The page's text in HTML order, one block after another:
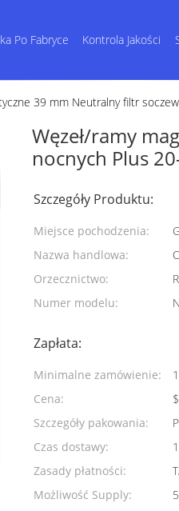
Po Fabryce Kontrola Jakości
39 mm Neutralny filtr
Węzeł/ramy
nocnych Plus
Szczegóły Produktu:
Miejsce pochodzenia:
Nazwa handlowa:
Orzecznictwo:
Numer modelu:
Zapłata:
Minimalne zamówienie:
Cena:
Szczegóły pakowania:
Czas dostawy:
Zasady płatności:
Możliwość Supply: